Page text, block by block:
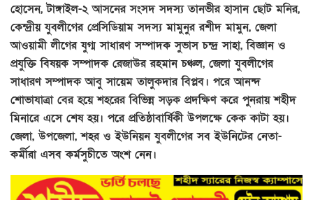
হোসেন, টাঙ্গাইল-২ আসনের সংসদ সদস্য তানভীর হাসান ছোট মনির,
কেন্দ্রীয় যুবলীগের প্রেসিডিয়াম সদস্য মামুনুর রশীদ মামুন, জেলা
আওয়ামী লীগের যুগ্ম সাধারণ সম্পাদক সুভাস চন্দ্র সাহা, বিজ্ঞান ও
প্রযুক্তি বিষয়ক সম্পাদক রেজাউর রহমান চঞ্চল, জেলা যুবলীগের
সাধারণ সম্পাদক আবু সায়েম তালুকদার বিপ্লব। পরে আনন্দ
শোভাযাত্রা বের হয়ে শহরের বিভিন্ন সড়ক প্রদক্ষিণ করে পুনরায় শহীদ
মিনারে এসে শেষ হয়। পরে প্রতিষ্ঠাবার্ষিকী উপলক্ষে কেক কাটা হয়।
জেলা, উপজেলা, শহর ও ইউনিয়ন যুবলীগের সব ইউনিটের নেতা-
কর্মীরা এসব কর্মসুচীতে অংশ নেন।